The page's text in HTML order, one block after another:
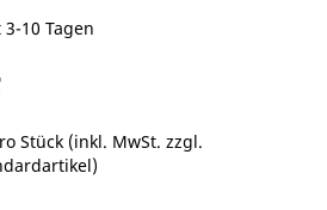
10 Tagen
Stück (inkl. MwSt. zzgl.
)